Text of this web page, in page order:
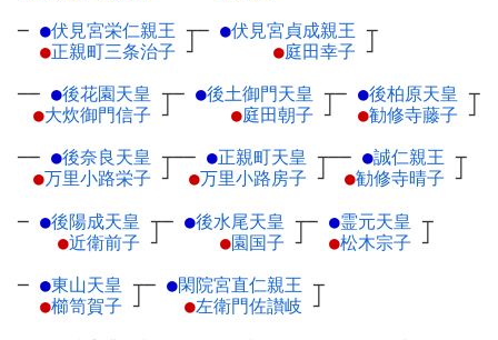
─ ●伏見宮栄仁親王 ┬
●正親町三条治子 ┘
─ ●伏見宮貞成親王 ┬
●庭田幸子 ┘
── ●後花園天皇 ┬
●大炊御門信子 ┘
─ ●後土御門天皇 ┬
●庭田朝子 ┘
─ ●後柏原天皇 ┬
●勧修寺藤子 ┘
── ●後奈良天皇 ┬
●万里小路栄子 ┘
── ●正親町天皇 ┬
●万里小路房子 ┘
── ●誠仁親王 ┬
●勧修寺晴子 ┘
─ ●後陽成天皇 ┬
●近衛前子 ┘
─ ●後水尾天皇 ┬
●園国子 ┘
─ ●霊元天皇 ┬
●松木宗子 ┘
─ ●東山天皇 ┬
●櫛笥賀子 ┘
─ ●閑院宮直仁親王 ┬
●左衛門佐讃岐 ┘